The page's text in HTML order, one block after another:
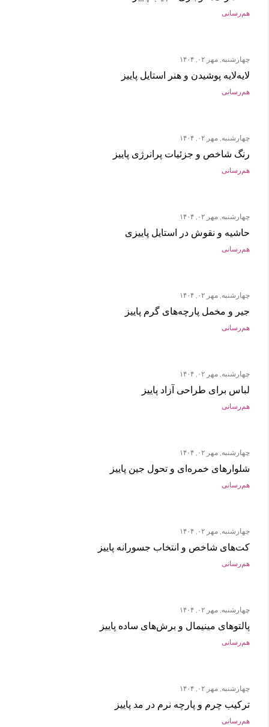
هم‌رسانی
چهارشنبه, مهر ۰۲, ۱۴۰۴
لایه‌لایه پوشیدن و هنر استایل پاییز
هم‌رسانی
چهارشنبه, مهر ۰۲, ۱۴۰۴
رنگ شاخص و جزئیات پرانرژی پاییز
هم‌رسانی
چهارشنبه, مهر ۰۲, ۱۴۰۴
حاشیه و نقوش در استایل پاییزی
هم‌رسانی
چهارشنبه, مهر ۰۲, ۱۴۰۴
جیر و مخمل پارچه‌های گرم پاییز
هم‌رسانی
چهارشنبه, مهر ۰۲, ۱۴۰۴
لباس برای طراحی آزاد پاییز
هم‌رسانی
چهارشنبه, مهر ۰۲, ۱۴۰۴
شلوارهای خمره‌ای و تحول جین پاییز
هم‌رسانی
چهارشنبه, مهر ۰۲, ۱۴۰۴
کت‌های شاخص و انتخاب جسورانه پاییز
هم‌رسانی
چهارشنبه, مهر ۰۲, ۱۴۰۴
پالتوهای مینیمال و برش‌های ساده پاییز
هم‌رسانی
چهارشنبه, مهر ۰۲, ۱۴۰۴
ترکیب چرم و پارچه نرم در مد پاییز
هم‌رسانی